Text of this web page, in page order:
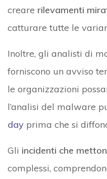
creare rilevamenti
catturare tutte le
Inoltre, gli analisti di
forniscono un avviso
le organizzazioni
l’analisi del malware
dayprima che si
Gli incidenti che
complessi,